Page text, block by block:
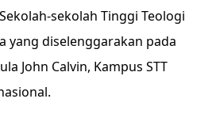
sekolah Tinggi Teologi
yang diselenggarakan pada
John Calvin, Kampus STT